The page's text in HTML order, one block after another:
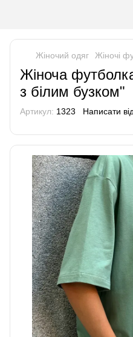
Жіночий одяг Жіночі
Жіноча
з білим бузком"
Артикул: 1323 Написати